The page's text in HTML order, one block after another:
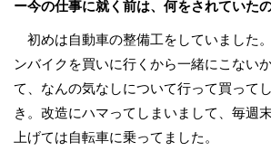
ー今の仕事に就く前は、何をされていた
初めは自動車の整備工をしていました
ンバイクを買いに行くから一緒にこない
て、なんの気なしについて行って買って
き。改造にハマってしまいまして、毎週
上げては自転車に乗ってました。